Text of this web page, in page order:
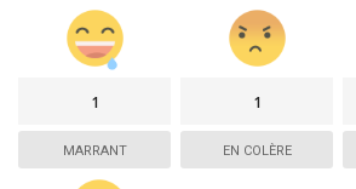
1
MARRANT
1
EN COLÈRE